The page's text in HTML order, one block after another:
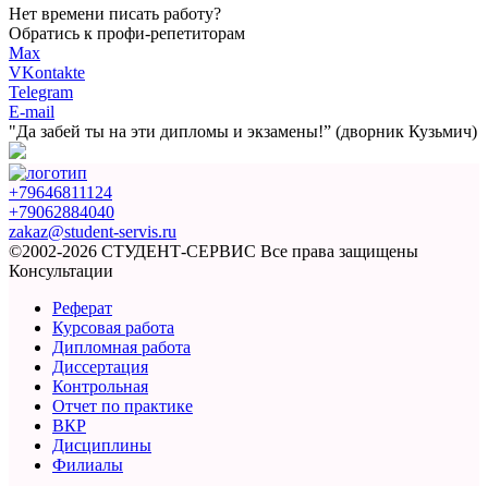
Нет времени писать работу?
Обратись к профи-репетиторам
Max
VKontakte
Telegram
E-mail
"Да забей ты на эти дипломы и экзамены!” (дворник Кузьмич)
+79646811124
+79062884040
zakaz@student-servis.ru
©2002-2026 СТУДЕНТ-СЕРВИС Все права защищены
Консультации
Реферат
Курсовая работа
Дипломная работа
Диссертация
Контрольная
Отчет по практике
ВКР
Дисциплины
Филиалы